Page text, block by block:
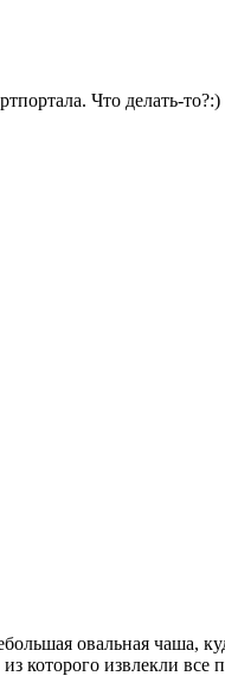
Что делать-то?:)
овальная чаша,
которого извлекли все